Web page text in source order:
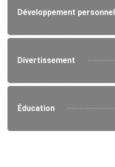
Développement personnel
Divertissement
Éducation